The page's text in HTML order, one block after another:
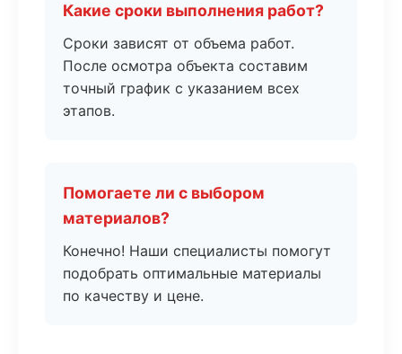
Какие сроки выполнения работ?
Сроки зависят от объема работ.
После осмотра объекта составим
точный график с указанием всех
этапов.
Помогаете ли с выбором
материалов?
Конечно! Наши специалисты помогут
подобрать оптимальные материалы
по качеству и цене.